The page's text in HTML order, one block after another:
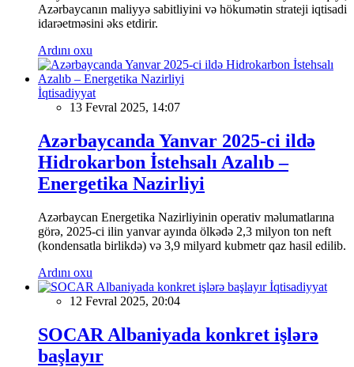
Azərbaycanın maliyyə sabitliyini və hökumətin strateji iqtisadi
idarəetməsini əks etdirir.
Ardını oxu
İqtisadiyyat
13 Fevral 2025, 14:07
Azərbaycanda Yanvar 2025-ci ildə
Hidrokarbon İstehsalı Azalıb –
Energetika Nazirliyi
Azərbaycan Energetika Nazirliyinin operativ məlumatlarına
görə, 2025-ci ilin yanvar ayında ölkədə 2,3 milyon ton neft
(kondensatla birlikdə) və 3,9 milyard kubmetr qaz hasil edilib.
Ardını oxu
İqtisadiyyat
12 Fevral 2025, 20:04
SOCAR Albaniyada konkret işlərə
başlayır